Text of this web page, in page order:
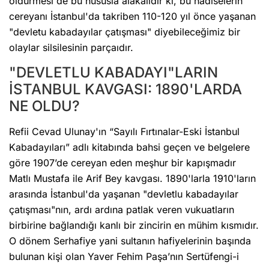
cereyanı İstanbul'da takriben 110-120 yıl önce yaşanan
"devletu kabadayılar çatışması" diyebileceğimiz bir
olaylar silsilesinin parçaıdır.
"DEVLETLU KABADAYI"LARIN
İSTANBUL KAVGASI: 1890'LARDA
NE OLDU?
Refii Cevad Ulunay'ın “Sayılı Fırtınalar-Eski İstanbul
Kabadayıları” adlı kitabında bahsi geçen ve belgelere
göre 1907’de cereyan eden meşhur bir kapışmadır
Matlı Mustafa ile Arif Bey kavgası. 1890'larla 1910'ların
arasında İstanbul'da yaşanan "devletlu kabadayılar
çatışması"nın, ardı ardına patlak veren vukuatların
birbirine bağlandığı kanlı bir zincirin en mühim kısmıdır.
O dönem Serhafiye yani sultanın hafiyelerinin başında
bulunan kişi olan Yaver Fehim Paşa’nın Sertüfengi-i